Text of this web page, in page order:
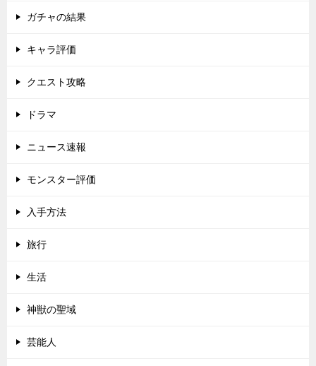
ガチャの結果
キャラ評価
クエスト攻略
ドラマ
ニュース速報
モンスター評価
入手方法
旅行
生活
神獣の聖域
芸能人